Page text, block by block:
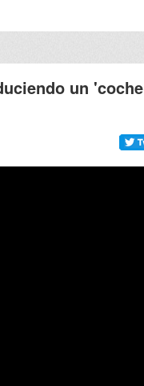
un 'coche